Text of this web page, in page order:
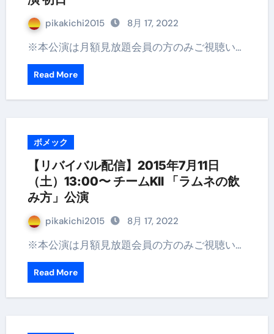
pikakichi2015 8月 17, 2022
※本公演は月額見放題会員の方のみご視聴い…
Read More
ボメック
【リバイバル配信】2015年7月11日
（土）13:00〜 チームKII 「ラムネの飲
み方」公演
pikakichi2015 8月 17, 2022
※本公演は月額見放題会員の方のみご視聴い…
Read More